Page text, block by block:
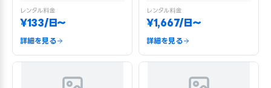
レンタル料金
¥133/日〜
詳細を見る
レンタル料金
¥1,667/日〜
詳細を見る